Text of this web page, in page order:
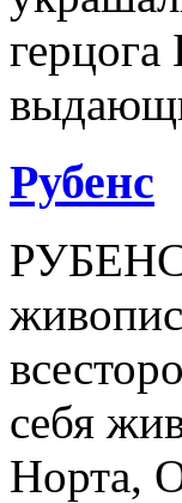
Рубенс
РУБЕНС
себя
Норта,